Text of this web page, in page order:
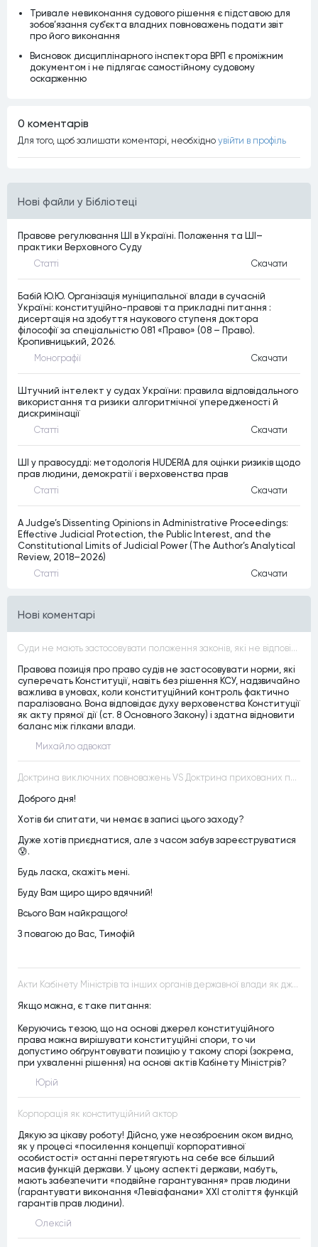
Нові файли у Бібліотеці
Правове регулювання ШІ в Україні. Положення та ШІ–
практики Верховного Суду
Статтi Скачати
Бабій Ю.Ю. Організація муніципальної влади в сучасній
Україні: конституційно-правові та прикладні питання :
дисертація на здобуття наукового ступеня доктора
філософії за спеціальністю 081 «Право» (08 – Право).
Кропивницький, 2026.
Монографiї Скачати
Штучний інтелект у судах України: правила відповідального
використання та ризики алгоритмічної упередженості й
дискримінації
Статтi Скачати
ШІ у правосудді: методологія HUDERIA для оцінки ризиків щодо
прав людини, демократії і верховенства прав
Статтi Скачати
A Judge’s Dissenting Opinions in Administrative Proceedings:
Effective Judicial Protection, the Public Interest, and the
Constitutional Limits of Judicial Power (The Author’s Analytical
Review, 2018–2026)
Статтi Скачати
Нові коментарі
Суди не мають застосовувати положення законів, які не відповідають Конституції, незалежно від того, чи визнавалися вони Конституційним Судом України неконституційними, тобто закони, що суперечать Конституції України не можуть застосовуватися навіть у випадках, коли вони є чинними
Правова позиція про право судів не застосовувати норми, які
суперечать Конституції, навіть без рішення КСУ, надзвичайно
важлива в умовах, коли конституційний контроль фактично
паралізовано. Вона відповідає духу верховенства Конституції
як акту прямої дії (ст. 8 Основного Закону) і здатна відновити
баланс між гілками влади.
Михайло адвокат
Доктрина виключних повноважень VS Доктрина прихованих повноважень
Доброго дня!
Хотів би спитати, чи немає в записі цього заходу?
Дуже хотів приєднатися, але з часом забув зареєструватися
😰.
Будь ласка, скажіть мені.
Буду Вам щиро щиро вдячний!
Всього Вам найкращого!
З повагою до Вас, Тимофій
Акти Кабінету Міністрів та інших органів державної влади як джерела конституційного права
Якщо можна, є таке питання:
Керуючись тезою, що на основі джерел конституційного
права можна вирішувати конституційні спори, то чи
допустимо обґрунтовувати позицію у такому спорі (зокрема,
при ухваленні рішення) на основі актів Кабінету Міністрів?
Юрій
Корпорація як конституційний актор
Дякую за цікаву роботу! Дійсно, уже неозброєним оком видно,
як у процесі «посилення концепції корпоративної
особистості» останні перетягують на себе все більший
масив функцій держави. У цьому аспекті держави, мабуть,
мають забезпечити «подвійне гарантування» прав людини
(гарантувати виконання «Левіафанами» ХХІ століття функцій
гарантів прав людини).
Олексій
Тривале невиконання судового рішення є підставою для
зобов’язання суб’єкта владних повноважень подати звіт
про його виконання
Висновок дисциплінарного інспектора ВРП є проміжним
документом і не підлягає самостійному судовому
оскарженню
0 коментарiв
Для того, щоб залишати коментарi, необхiдно увiйти в профiль